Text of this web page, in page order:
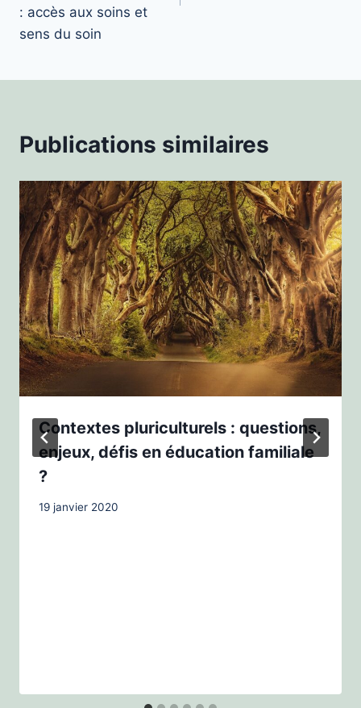
: accès aux soins et
sens du soin
Publications similaires
Contextes pluriculturels : questions,
enjeux, défis en éducation familiale
?
19 janvier 2020